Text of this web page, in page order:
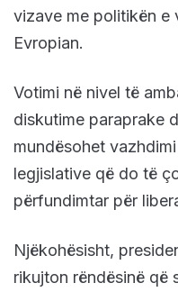
vizave me politikën e
Evropian.
Votimi nё nivel tё
diskutime paraprake
mundёsohet
legjislative qё do të
përfundimtar pёr
Njёkohёsisht,
rikujton rëndësinë që